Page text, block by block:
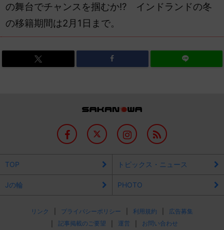
の舞台でチャンスを掴むか!? インドランドの冬
の移籍期間は2月1日まで。
TOP トピックス・ニュース
Jの輪 PHOTO
リンク プライバシーポリシー 利用規約
広告募集
記事掲載のご要望
運営 お問い合わせ